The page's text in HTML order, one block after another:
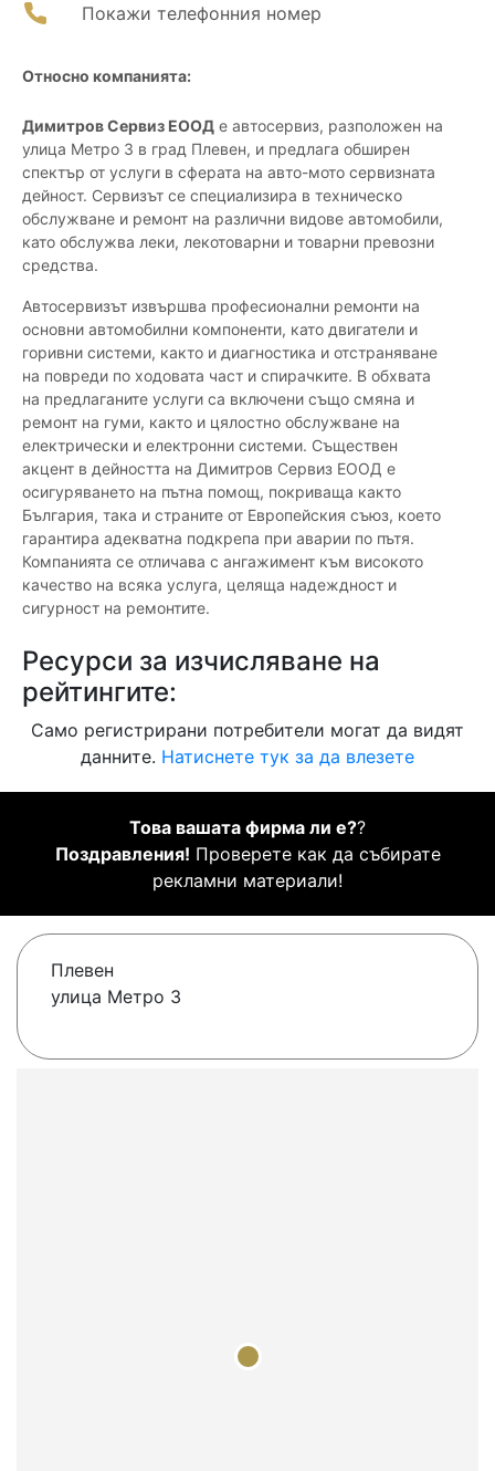
Покажи телефонния номер
Относно компанията:
Димитров Сервиз ЕООД е автосервиз, разположен на
улица Метро 3 в град Плевен, и предлага обширен
спектър от услуги в сферата на авто-мото сервизната
дейност. Сервизът се специализира в техническо
обслужване и ремонт на различни видове автомобили,
като обслужва леки, лекотоварни и товарни превозни
средства.
Автосервизът извършва професионални ремонти на
основни автомобилни компоненти, като двигатели и
горивни системи, както и диагностика и отстраняване
на повреди по ходовата част и спирачките. В обхвата
на предлаганите услуги са включени също смяна и
ремонт на гуми, както и цялостно обслужване на
електрически и електронни системи. Съществен
акцент в дейността на Димитров Сервиз ЕООД е
осигуряването на пътна помощ, покриваща както
България, така и страните от Европейския съюз, което
гарантира адекватна подкрепа при аварии по пътя.
Компанията се отличава с ангажимент към високото
качество на всяка услуга, целяща надеждност и
сигурност на ремонтите.
Ресурси за изчисляване на
рейтингите:
Само регистрирани потребители могат да видят
данните. Натиснете тук за да влезете
Това вашата фирма ли е??
Поздравления! Проверете как да събирате
рекламни материали!
Плевен
улица Метро 3